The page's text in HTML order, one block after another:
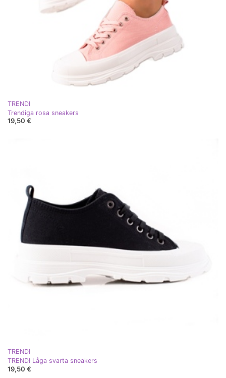
TRENDI
Trendiga rosa sneakers
19,50 €
TRENDI
TRENDI Låga svarta sneakers
19,50 €